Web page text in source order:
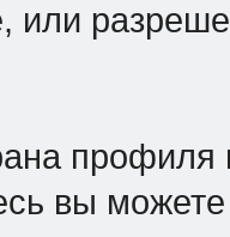
вы можете